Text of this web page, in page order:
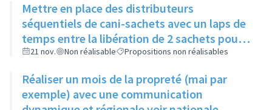
Mettre en place des distributeurs
séquentiels de cani-sachets avec un laps de
temps entre la libération de 2 sachets pour
limiter les vols
21 nov. Non réalisable Propositions non réalisables
Réaliser un mois de la propreté (mai par
exemple) avec une communication